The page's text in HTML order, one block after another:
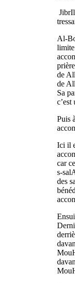
Al-
de
de
Sa
Puis
Ici il
car
s-
des